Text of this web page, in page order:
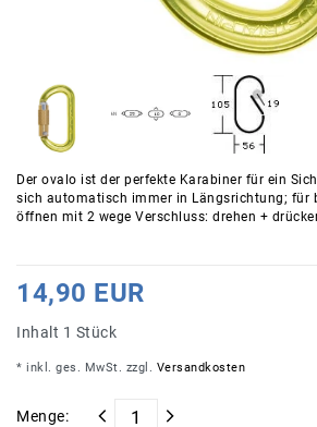
Der ovalo ist der perfekte Karabiner für ein
sich automatisch immer in Längsrichtung; für
öffnen mit 2 wege Verschluss: drehen +
14,90 EUR
Inhalt 1 Stück
* inkl. ges. MwSt. zzgl. Versandkosten
Menge: